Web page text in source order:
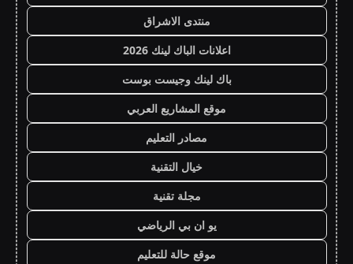
منتدى الاشراق
اعلانات الباك لينك 2026
باك لينك وجيست بوست
موقع المشاريع العربي
مصادر التعليم
خيال التقنية
مجلة تقنية
يو ان بي الرياضي
موقع حالة للتعليم